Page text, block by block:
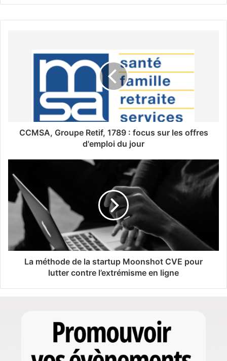
CCMSA, Groupe Retif, 1789 : focus sur les offres
d'emploi du jour
La méthode de la startup Moonshot CVE pour
lutter contre l’extrémisme en ligne